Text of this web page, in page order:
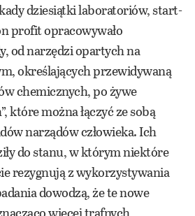
dziesiątki laboratoriów, start-
profit opracowywało
od narzędzi opartych na
określających przewidywaną
chemicznych, po żywe
które można łączyć ze sobą
narządów człowieka. Ich
do stanu, w którym niektóre
rezygnują z wykorzystywania
dowodzą, że te nowe